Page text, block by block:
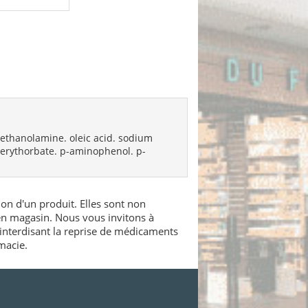
oleic acid. sodium
p-aminophenol. p-
d'un produit. Elles sont non
magasin. Nous vous invitons à
la reprise de médicaments